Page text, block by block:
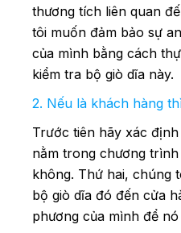
thương tích liên quan
tôi muốn đảm bảo sự
của mình bằng cách
kiểm tra bộ giò dĩa này.
2. Nếu là khách hàng
Trước tiên hãy xác
nằm trong chương
không. Thứ hai, chúng
bộ giò dĩa đó đến cửa
phương của mình để